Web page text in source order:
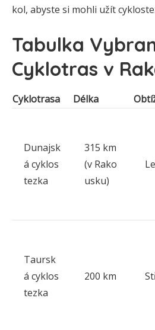
kol, abyste si mohli užít
Tabulka
Cyklotras v
Cyklotrasa Délka
Dunajsk
á cyklos
tezka
315 km
(v Rako
usku)
Taursk
á cyklos
tezka
200 km